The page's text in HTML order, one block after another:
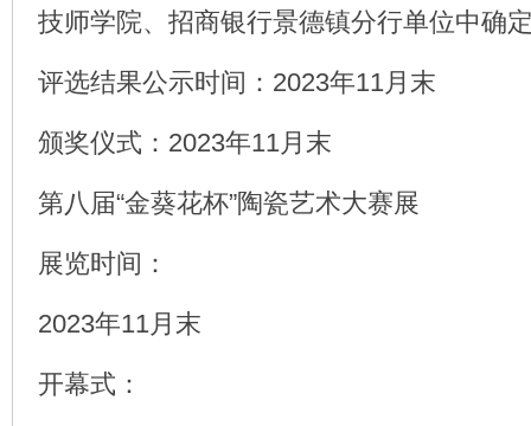
技师学院、招商银行景德镇分行单位中确
评选结果公示时间：2023年11月末
颁奖仪式：2023年11月末
第八届“金葵花杯”陶瓷艺术大赛展
展览时间：
2023年11月末
开幕式：